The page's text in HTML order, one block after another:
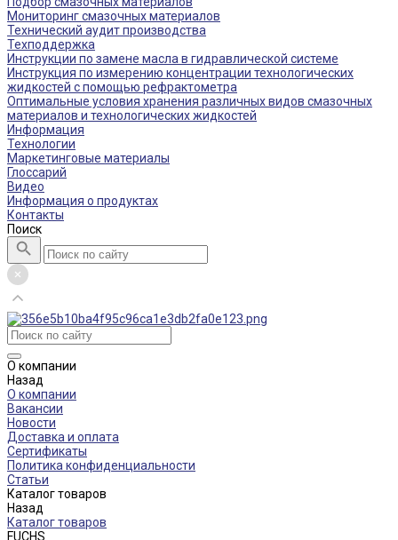
Мониторинг смазочных материалов
Технический аудит производства
Техподдержка
Инструкции по замене масла в гидравлической системе
Инструкция по измерению концентрации технологических
жидкостей с помощью рефрактометра
Оптимальные условия хранения различных видов смазочных
материалов и технологических жидкостей
Информация
Технологии
Маркетинговые материалы
Глоссарий
Видео
Информация о продуктах
Контакты
Поиск
О компании
Назад
О компании
Вакансии
Новости
Доставка и оплата
Сертификаты
Политика конфиденциальности
Статьи
Каталог товаров
Назад
Каталог товаров
FUCHS